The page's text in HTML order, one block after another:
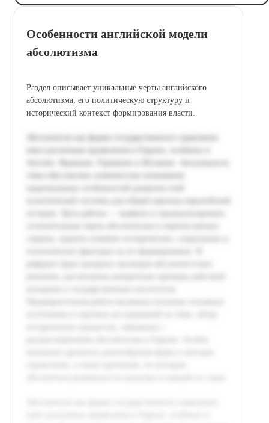
Особенности английской модели
абсолютизма
Раздел описывает уникальные черты английского
абсолютизма, его политическую структуру и
исторический контекст формирования власти.